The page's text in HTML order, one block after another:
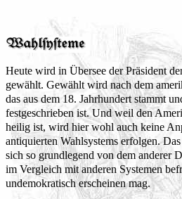
Heute wird in Übersee der Präsident
gewählt. Gewählt wird nach dem
das aus dem 18. Jahrhundert stammt
festgeschrieben ist. Und weil den
heilig ist, wird hier wohl auch keine
antiquierten Wahlsystems erfolgen.
sich so grundlegend von dem anderer
im Vergleich mit anderen Systemen
undemokratisch erscheinen mag.